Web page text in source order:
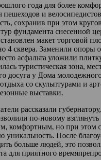
года для более
пешеходов и
сохранив при этом
фундамента снесенной
макет торговой
4 сквера. Заменили опоры
асфальта уложили
туристическая зона,
досуга у Дома
со скульптурами и
выставки.
рассказали
по-новому взглянуть
комфортным, но при этом
уникальность. После
больше людей, это
для приятного